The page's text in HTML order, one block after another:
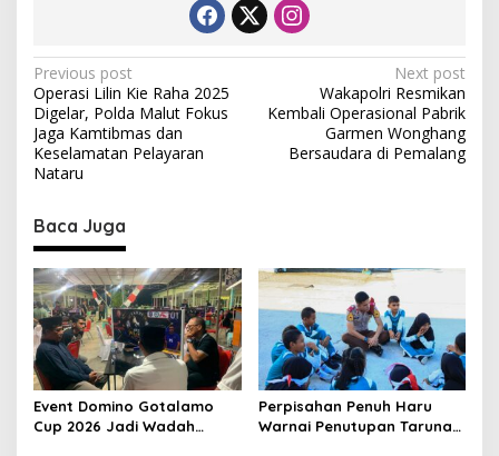
P
o
s
t
a
v
i
g
a
t
i
Previous post
Operasi Lilin Kie Raha 2025
Digelar, Polda Malut Fokus
Jaga Kamtibmas dan
Keselamatan Pelayaran
Nataru
Next post
Wakapolri Resmikan
Kembali Operasional Pabrik
Garmen Wonghang
Bersaudara di Pemalang
Baca Juga
Event Domino Gotalamo
Cup 2026 Jadi Wadah
Perpisahan Penuh Haru
Warnai Penutupan Taruna